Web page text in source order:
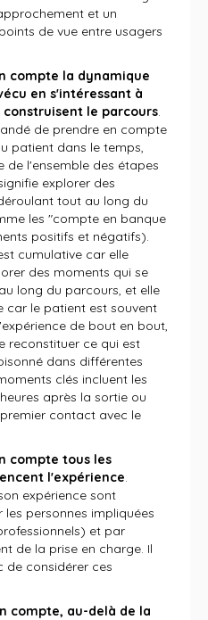
et un
de vue entre usagers
compte la dynamique
en s'intéressant à
le parcours.
de prendre en compte
patient dans le temps,
de l'ensemble des étapes
explorer des
tout au long du
les "compte en banque
positifs et négatifs).
cumulative car elle
des moments qui se
long du parcours, et elle
car le patient est souvent
de bout en bout,
reconstituer ce qui est
dans différentes
clés incluent les
après la sortie ou
contact avec le
compte tous les
l'expérience.
expérience sont
les personnes impliquées
et par
de la prise en charge. Il
de considérer ces
compte, au-delà de la